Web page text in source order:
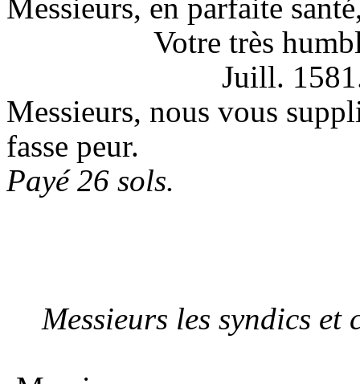
Messieurs, en parfaite
Votre très
Juill.
Messieurs, nous vous
fasse peur.
Payé 26 sols.
Messieurs les syndics